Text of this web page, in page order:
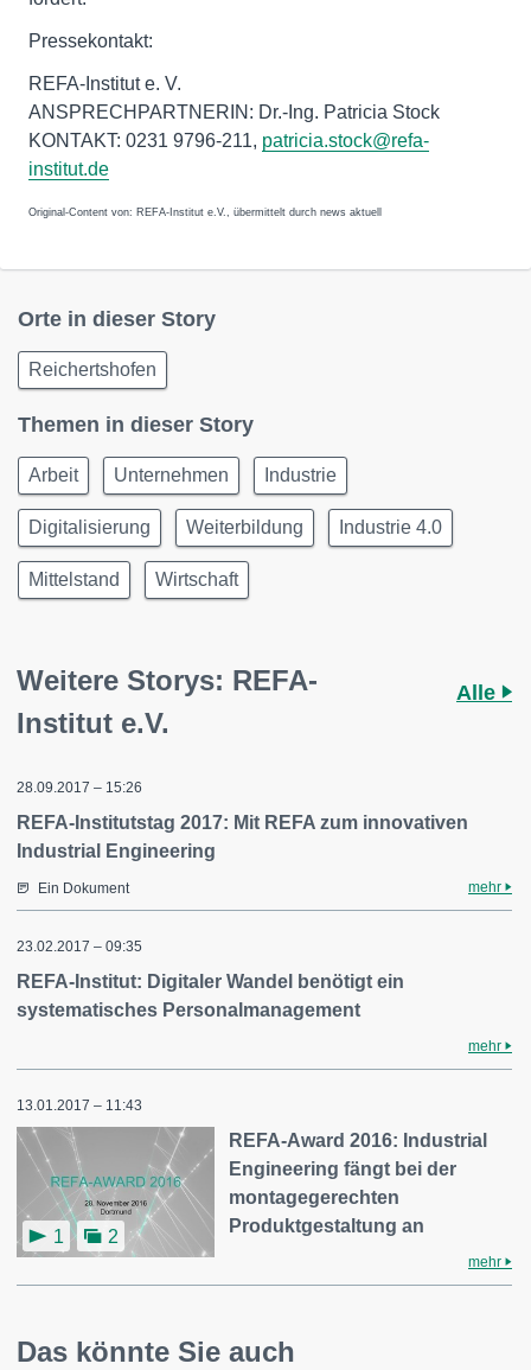
Pressekontakt:
REFA-Institut e. V.
ANSPRECHPARTNERIN: Dr.-Ing. Patricia Stock
KONTAKT: 0231 9796-211, patricia.stock@refa-
institut.de
Original-Content von: REFA-Institut e.V., übermittelt durch news aktuell
Orte in dieser Story
Reichertshofen
Themen in dieser Story
Arbeit Unternehmen Industrie
Digitalisierung Weiterbildung Industrie 4.0
Mittelstand Wirtschaft
Weitere Storys: REFA-
Institut e.V.
Alle
28.09.2017 – 15:26
REFA-Institutstag 2017: Mit REFA zum innovativen
Industrial Engineering
Ein Dokument mehr
23.02.2017 – 09:35
REFA-Institut: Digitaler Wandel benötigt ein
systematisches Personalmanagement
mehr
13.01.2017 – 11:43
1 2
REFA-Award 2016: Industrial
Engineering fängt bei der
montagegerechten
Produktgestaltung an
mehr
Das könnte Sie auch